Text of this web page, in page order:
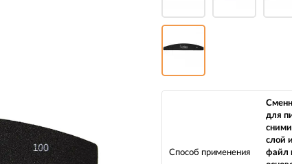
Способ применения
для
слой
файл